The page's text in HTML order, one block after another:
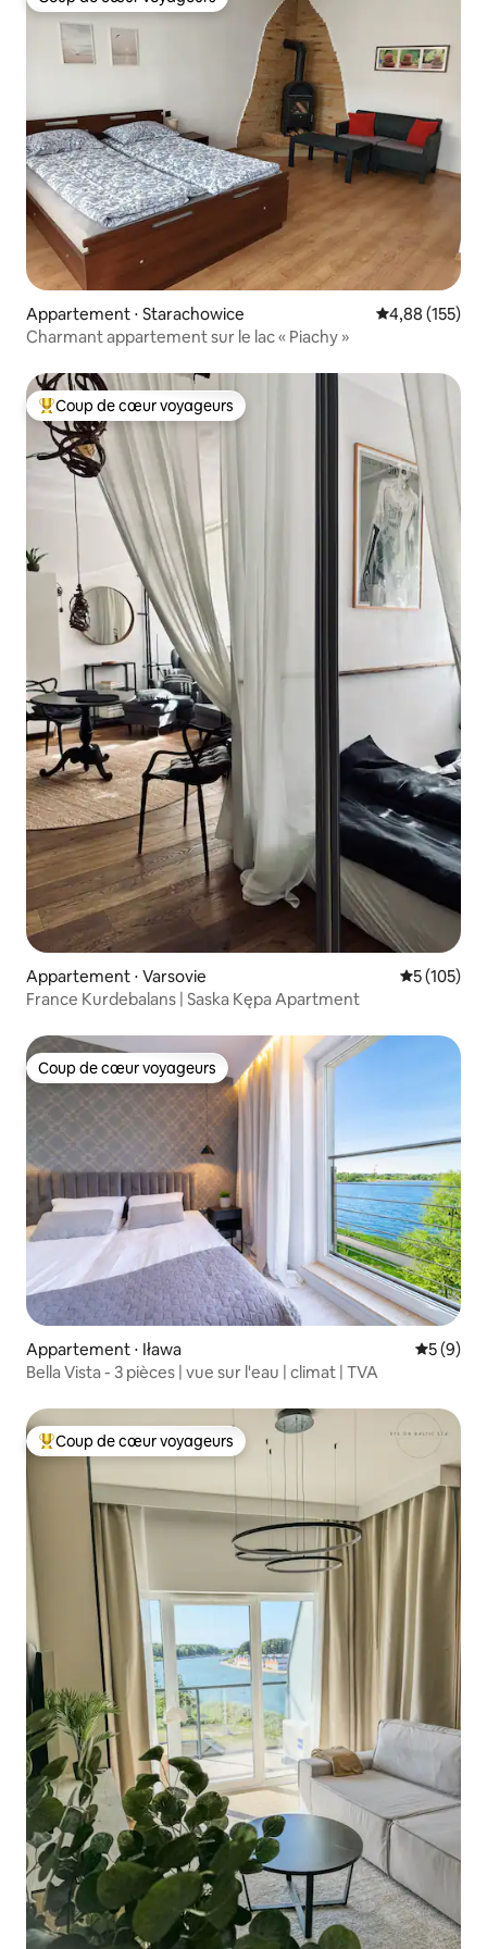
Coup de cœur voyageurs
Appartement ⋅ Starachowice Évaluation
4,88 (155)
Charmant appartement sur le lac « Piachy »
Coups de cœur voyageurs les plus appréciés
Coup de cœur voyageurs
Appartement ⋅ Varsovie Évaluation
5 (105)
France Kurdebalans | Saska Kępa Apartment
Coup de cœur voyageurs
Coup de cœur voyageurs
Appartement ⋅ Iława
5 (9)
Bella Vista - 3 pièces | vue sur l'eau | climat | TVA
Coups de cœur voyageurs les plus appréciés
Coup de cœur voyageurs